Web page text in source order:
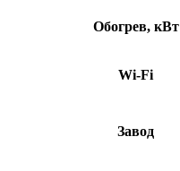
Обогрев, кВт
Wi-Fi
Завод